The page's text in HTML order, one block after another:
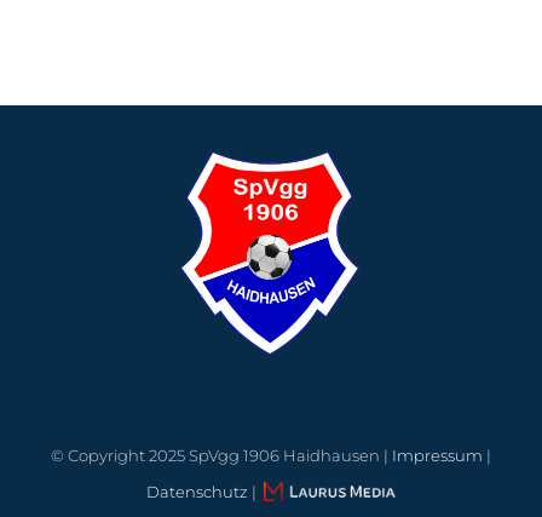
© Copyright 2025 SpVgg 1906 Haidhausen | Impressum |
Datenschutz |